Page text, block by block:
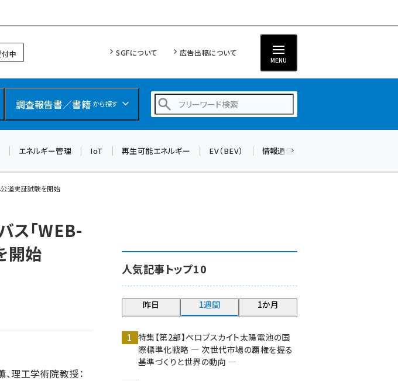
付中 SGFについて 広告出稿について
MENU
調査報告書／書籍 から探す
ngn (265)
大串 (211)
aitras (177)
タンデム (141)
エネルギー管理 IoT 再生可能エネルギー EV（BEV） 情報通信（ICT）
道実証試験を開始
ス｢WEB-
開始
理工学術院教授：
人気記事トップ10
昨日 1週間 1か月
特集【第2部】ペロブスカイト太陽電池の国
際標準化戦略 ― 次世代市場の覇権を握る
基準づくりと世界の動向 ―